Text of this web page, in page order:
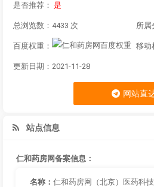
是否推荐： 是
总浏览数：4433 次 所属
百度权重： 移动
更新日期：2021-11-28
网站直
站点信息
仁和药房网备案信息：
名称： 仁和药房网（北京）医药科